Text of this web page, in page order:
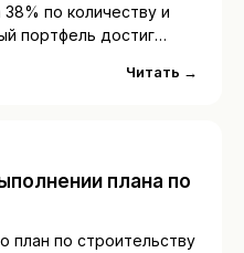
по количеству и
портфель достиг…
Читать →
плана по
план по строительству